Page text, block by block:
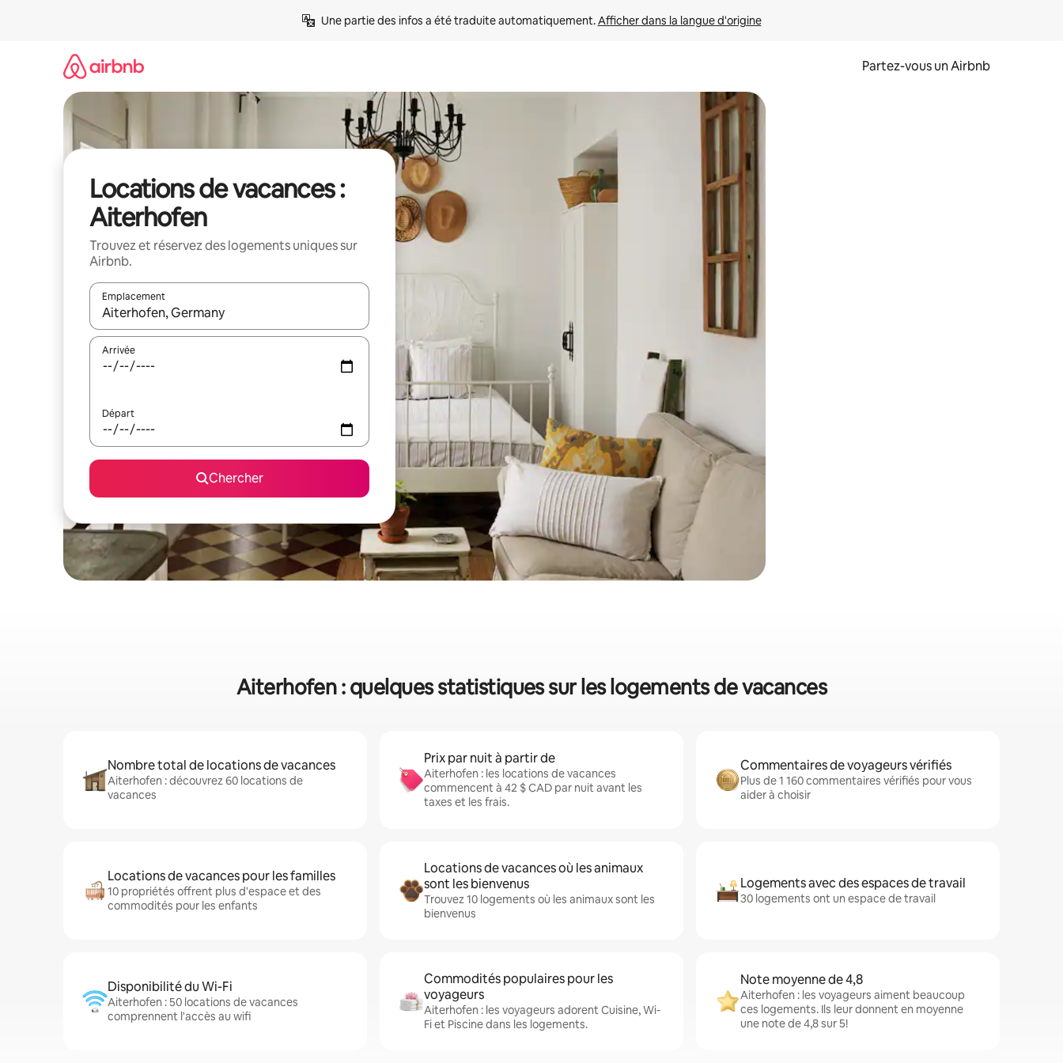
Une partie des infos a été traduite automatiquement. Afficher dans la langue d'origine
Partez-vous un Airbnb
Locations de vacances :
Aiterhofen
Trouvez et réservez des logements uniques sur
Airbnb.
Emplacement
Quand les résultats sont affichés, parcourez-les en utilisant les flèches vers le haut et vers le bas, ou en appuyant dessus et en les faisant glisser.
Arrivée
Départ
Chercher
Aiterhofen : quelques statistiques sur les logements de vacances
Nombre total de locations de vacances
Aiterhofen : découvrez 60 locations de
vacances
Prix par nuit à partir de
Aiterhofen : les locations de vacances
commencent à 42 $ CAD par nuit avant les
taxes et les frais.
Commentaires de voyageurs vérifiés
Plus de 1 160 commentaires vérifiés pour vous
aider à choisir
Locations de vacances pour les familles
10 propriétés offrent plus d'espace et des
commodités pour les enfants
Locations de vacances où les animaux
sont les bienvenus
Trouvez 10 logements où les animaux sont les
bienvenus
Logements avec des espaces de travail
30 logements ont un espace de travail
Disponibilité du Wi-Fi
Aiterhofen : 50 locations de vacances
comprennent l'accès au wifi
Commodités populaires pour les
voyageurs
Aiterhofen : les voyageurs adorent Cuisine, Wi-
Fi et Piscine dans les logements.
Note moyenne de 4,8
Aiterhofen : les voyageurs aiment beaucoup
ces logements. Ils leur donnent en moyenne
une note de 4,8 sur 5!